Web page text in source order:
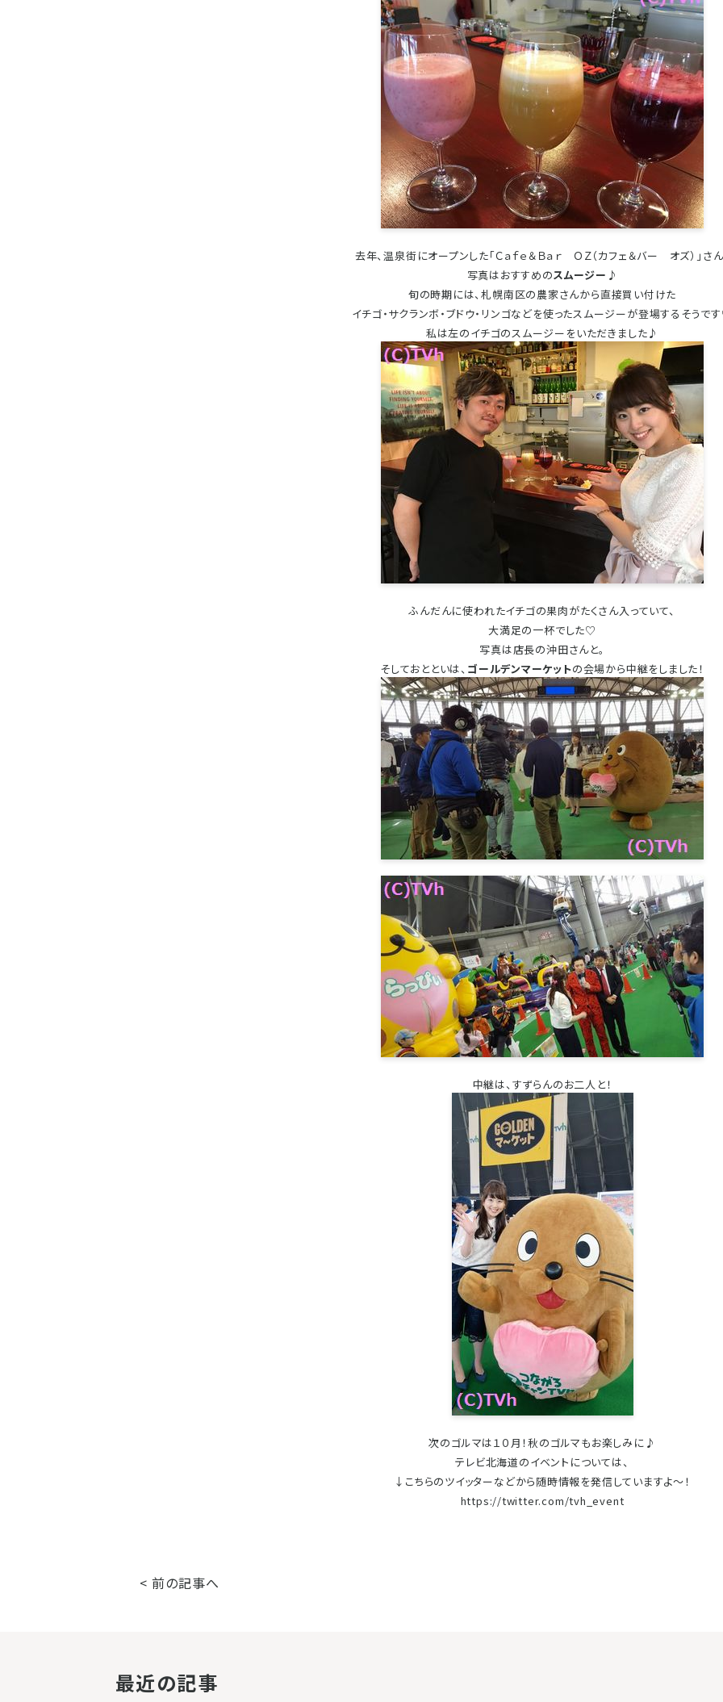
去年、温泉街にオープンした「Ｃａｆｅ＆Ｂａｒ ＯＺ（カフェ＆バー オズ）」さん
写真はおすすめのスムージー ♪
旬の時期には、札幌南区の農家さんから直接買い付けた
イチゴ・サクランボ・ブドウ・リンゴなどを使ったスムージーが登場するそうで
私は左のイチゴのスムージーをいただきました♪
ふんだんに使われたイチゴの果肉がたくさん入っていて、
大満足の一杯でした♡
写真は店長の沖田さんと。
そしておとといは、 ゴールデンマーケットの会場から中継をしました！
中継は、すずらんのお二人と！
次のゴルマは１０月！秋のゴルマもお楽しみに♪
テレビ北海道のイベントについては、
↓こちらのツイッターなどから随時情報を発信していますよ～！
https://twitter.com/tvh_event
< 前の記事へ
最近の記事